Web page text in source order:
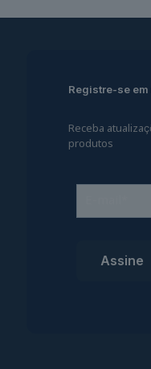
Registre-se
Receba
produtos